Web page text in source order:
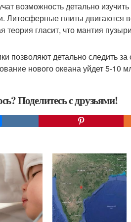
возможность детально
Литосферные плиты двигаются
теория гласит, что мантия
позволяют детально следить
нового океана уйдет 5-10
Поделитесь с друзьями!